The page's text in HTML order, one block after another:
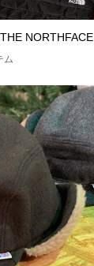
ム